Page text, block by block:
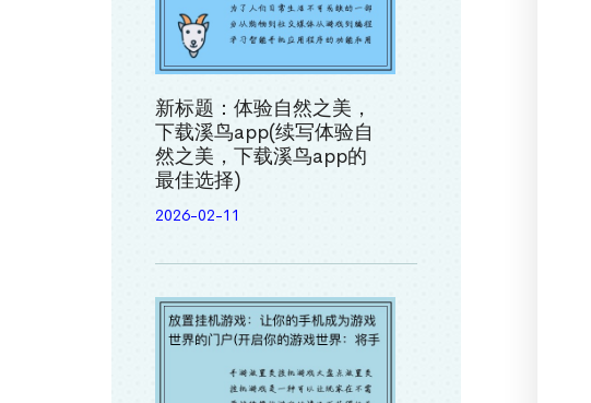
新标题：体验自然之美，
下载溪鸟app(续写体验自
然之美，下载溪鸟app的
最佳选择)
2026-02-11